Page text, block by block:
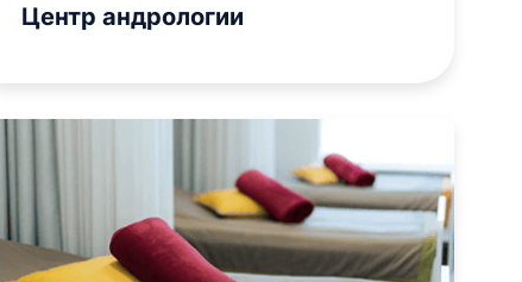
Центр андрологии